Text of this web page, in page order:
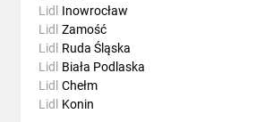
Lidl Inowrocław
Lidl Zamość
Lidl Ruda Śląska
Lidl Biała Podlaska
Lidl Chełm
Lidl Konin